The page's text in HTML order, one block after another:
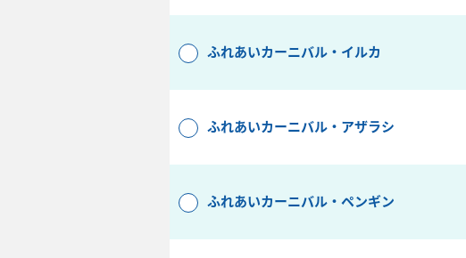
ふれあいカーニバル・イルカ
ふれあいカーニバル・アザラシ
ふれあいカーニバル・ペンギン